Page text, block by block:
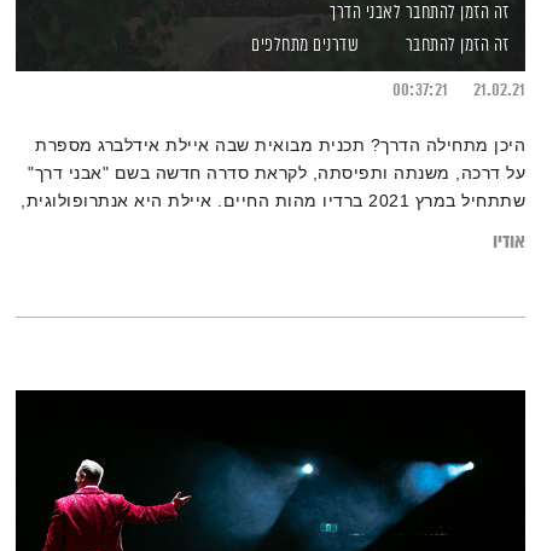
זה הזמן להתחבר לאבני הדרך
זה הזמן להתחבר
שדרנים מתחלפים
21.02.21
00:37:21
היכן מתחילה הדרך? תכנית מבואית שבה איילת אידלברג מספרת
על דרכה, משנתה ותפיסתה, לקראת סדרה חדשה בשם "אבני דרך"
שתתחיל במרץ 2021 ברדיו מהות החיים. איילת היא אנתרופולוגית,
אודיו